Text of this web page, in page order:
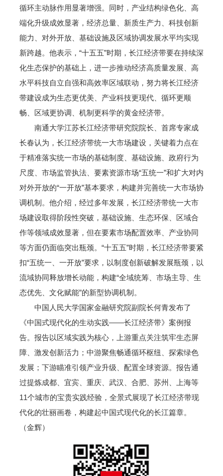
循环主动脉作用显著增强。同时，产业结构绿色化、高
端化升级成效显著，经济总量、新质生产力、科技创新
能力、对外开放、基础设施及区域协调发展水平均实现
新跨越。他表示，“十五五”时期，长江经济带要在持续深
化生态保护的基础上，进一步推动经济高质量发展、高
水平科技自立自强和高效率区域联动，努力将长江经济
带建设成为生态更优美、产业科技更现代、循环更顺
畅、区域更协调、机制更科学的黄金经济带。
南通大学江苏长江经济带研究院院长、首席专家成
长春认为，长江经济带统一大市场建设，关键着力点在
于精准落实统一市场的基础制度、基础设施、政府行为
尺度、市场监管执法、要素资源市场“五统一”和扩大对内
对外开放的“一开放”基本要求，构建并完善统一大市场协
调机制。他介绍，经过多年发展，长江经济带统一大市
场建设取得阶段性突破，基础设施、生态环保、区域合
作等领域成效显著，但在要素市场配置效率、产业协同
等方面仍面临突出瓶颈。“十五五”时期，长江经济带要紧
扣“五统一、一开放”要求，以制度创新破解发展瓶颈，以
流域协同释放增长动能，构建“全域统筹、市场主导、生
态优先、文化赋能”的新型协调机制。
中国人民大学国家金融研究院副院长何青发布了
《中国式现代化的生动实践——长江经济带》案例报
告。报告以区域实践为核心，上游重点关注筑牢生态屏
障、激发创新活力；中游聚焦畅通循环枢纽、探索绿色
发展；下游瞄准引领产业升级、配置全球资源。报告通
过提炼成都、宜宾、重庆、武汉、合肥、苏州、上海等
11个城市的宝贵实践经验，全景式展现了长江经济带现
代化的壮丽画卷，构建起中国式现代化的长江篇章。
（金辉）